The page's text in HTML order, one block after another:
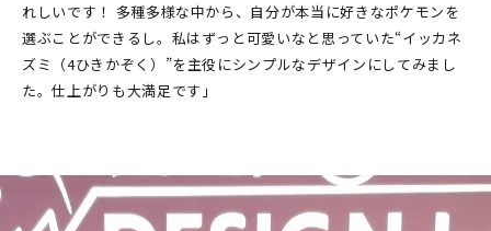
れしいです！ 多種多様な中から、自分が本当に好きなポケモンを
選ぶことができるし。私はずっと可愛いなと思っていた“イッカネ
ズミ（4ひきかぞく）”を主役にシンプルなデザインにしてみまし
た。仕上がりも大満足です」